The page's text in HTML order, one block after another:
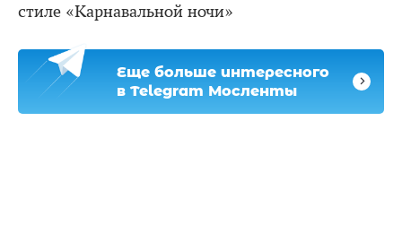
стиле «Карнавальной ночи»
Еще больше интересного
в Telegram Мосленты